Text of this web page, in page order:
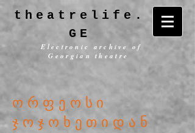
theatrelife.
GE
Electronic archive of
Georgian theatre
ორფეოსი
ჯოჯოხეთიდან